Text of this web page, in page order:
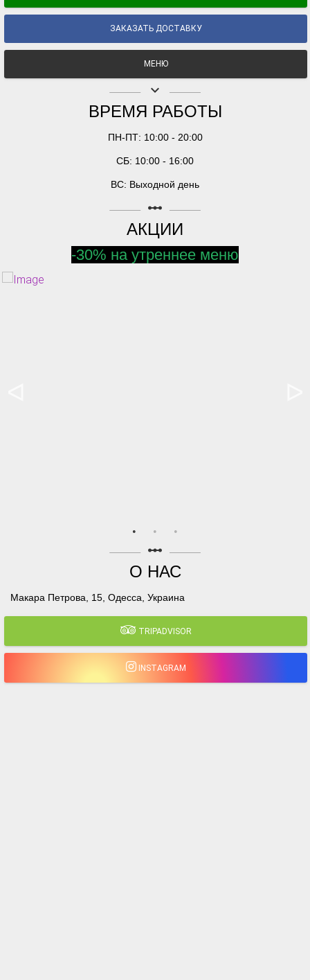
ЗАКАЗАТЬ ДОСТАВКУ
МЕНЮ
keyboard_arrow_down
ВРЕМЯ РАБОТЫ
ПН-ПТ: 10:00 - 20:00
СБ: 10:00 - 16:00
ВС: Выходной день
linear_scale
АКЦИИ
-30% на утреннее меню
linear_scale
О НАС
Макара Петрова, 15, Одесса, Украина
TRIPADVISOR
INSTAGRAM